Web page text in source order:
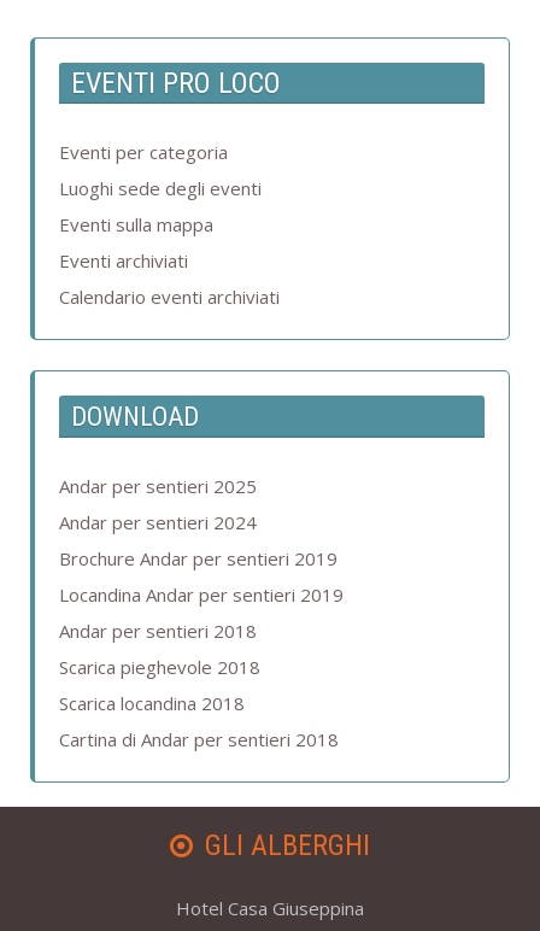
EVENTI PRO LOCO
Eventi per categoria
Luoghi sede degli eventi
Eventi sulla mappa
Eventi archiviati
Calendario eventi archiviati
DOWNLOAD
Andar per sentieri 2025
Andar per sentieri 2024
Brochure Andar per sentieri 2019
Locandina Andar per sentieri 2019
Andar per sentieri 2018
Scarica pieghevole 2018
Scarica locandina 2018
Cartina di Andar per sentieri 2018
GLI ALBERGHI
Hotel Casa Giuseppina